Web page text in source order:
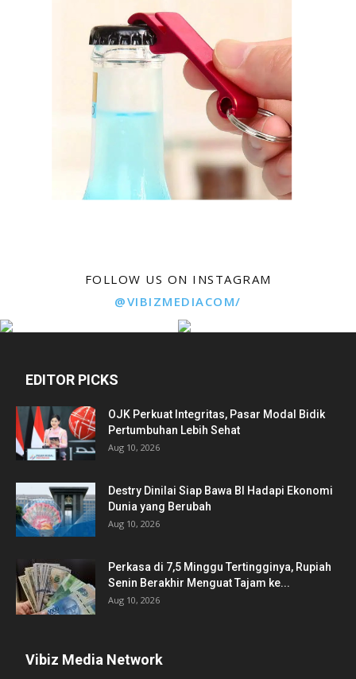
FOLLOW US ON INSTAGRAM
@VIBIZMEDIACOM/
EDITOR PICKS
OJK Perkuat Integritas, Pasar Modal Bidik
Pertumbuhan Lebih Sehat
Aug 10, 2026
Destry Dinilai Siap Bawa BI Hadapi Ekonomi
Dunia yang Berubah
Aug 10, 2026
Perkasa di 7,5 Minggu Tertingginya, Rupiah
Senin Berakhir Menguat Tajam ke...
Aug 10, 2026
Vibiz Media Network